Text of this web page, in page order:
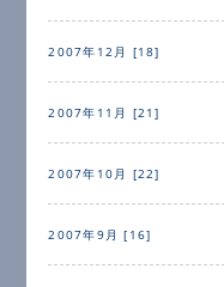
2007年12月 [18]
2007年11月 [21]
2007年10月 [22]
2007年9月 [16]